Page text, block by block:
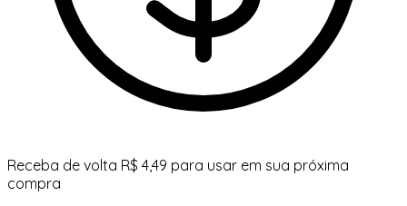
Receba de volta R$ 4,49 para usar em sua próxima
compra